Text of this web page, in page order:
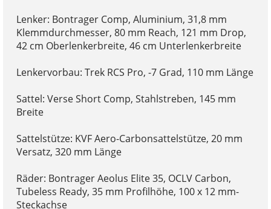
Lenker: Bontrager Comp, Aluminium, 31,8 mm
Klemmdurchmesser, 80 mm Reach, 121 mm Drop,
42 cm Oberlenkerbreite, 46 cm Unterlenkerbreite
Lenkervorbau: Trek RCS Pro, -7 Grad, 110 mm Länge
Sattel: Verse Short Comp, Stahlstreben, 145 mm
Breite
Sattelstütze: KVF Aero-Carbonsattelstütze, 20 mm
Versatz, 320 mm Länge
Räder: Bontrager Aeolus Elite 35, OCLV Carbon,
Tubeless Ready, 35 mm Profilhöhe, 100 x 12 mm-
Steckachse